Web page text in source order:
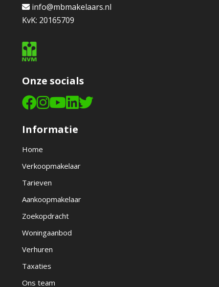
info@mbmakelaars.nl
KvK: 20165709
Onze socials
Informatie
Home
Verkoopmakelaar
Tarieven
Aankoopmakelaar
Zoekopdracht
Woningaanbod
Verhuren
Taxaties
Ons team